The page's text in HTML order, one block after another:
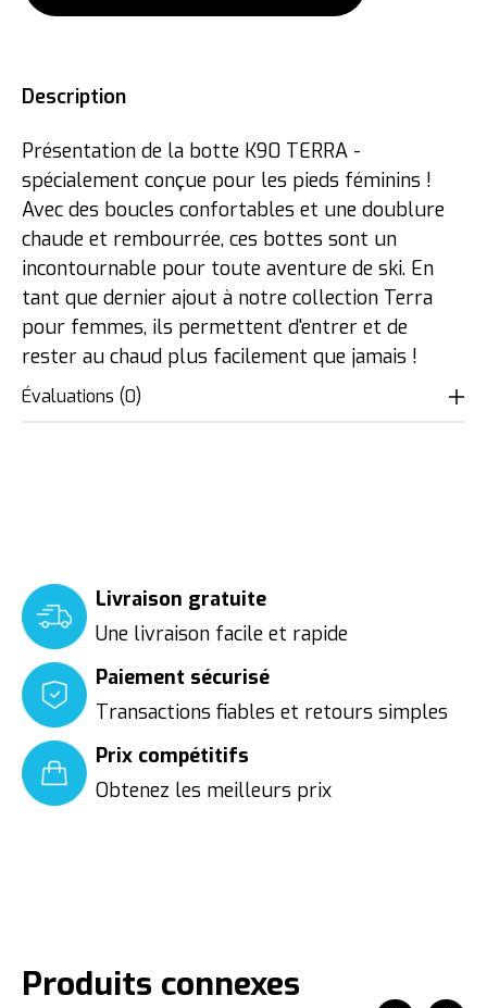
Description
Présentation de la botte K90 TERRA -
spécialement conçue pour les pieds féminins !
Avec des boucles confortables et une doublure
chaude et rembourrée, ces bottes sont un
incontournable pour toute aventure de ski. En
tant que dernier ajout à notre collection Terra
pour femmes, ils permettent d'entrer et de
rester au chaud plus facilement que jamais !
Évaluations (0)
Livraison gratuite
Une livraison facile et rapide
Paiement sécurisé
Transactions fiables et retours simples
Prix compétitifs
Obtenez les meilleurs prix
Produits connexes